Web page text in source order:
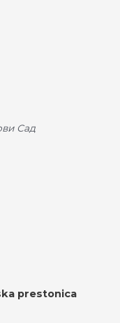
Сад
prestonica